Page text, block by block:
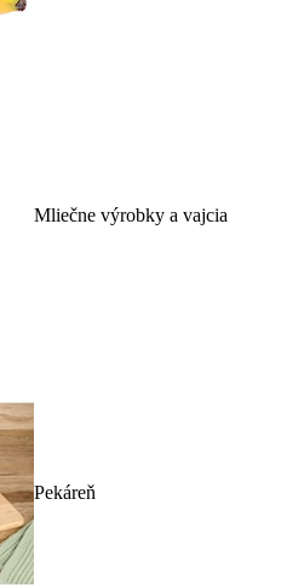
Mliečne výrobky a vajcia
Pekáreň